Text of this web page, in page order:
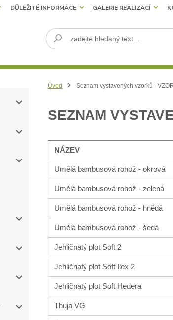
DŮLEŽITÉ INFORMACE GALERIE REALIZACÍ
Úvod Seznam vystavených vzorků -
SEZNAM
NÁZEV
Umělá bambusová rohož - okrová
Umělá bambusová rohož - zelená
Umělá bambusová rohož - hnědá
Umělá bambusová rohož - šedá
Jehličnatý plot Soft 2
Jehličnatý plot Soft Ilex 2
Jehličnatý plot Soft Hedera
Thuja VG